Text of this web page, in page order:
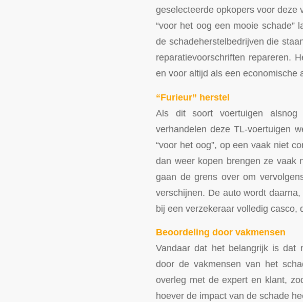
geselecteerde opkopers voor deze
“voor het oog een mooie schade”
de schadeherstelbedrijven die
reparatievoorschriften repareren.
en voor altijd als een economische
“Furieur” herstel
Als dit soort voertuigen
verhandelen deze TL-voertuigen
“voor het oog”, op een vaak niet
dan weer kopen brengen ze vaak
gaan de grens over om
verschijnen. De auto wordt
bij een verzekeraar volledig casco,
Beoordeling door vakmensen
Vandaar dat het belangrijk is dat
door de vakmensen van het
overleg met de expert en klant,
hoever de impact van de schade